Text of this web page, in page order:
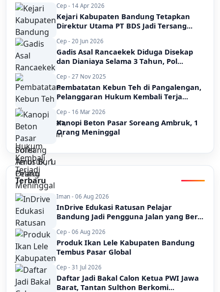
Cep - 14 Apr 2026
Kejari Kabupaten Bandung Tetapkan
Direktur Utama PT BDS Jadi Tersang...
Cep - 20 Jun 2026
Gadis Asal Rancaekek Diduga Disekap
dan Dianiaya Selama 3 Tahun, Pol...
Cep - 27 Nov 2025
Pembatatan Kebun Teh di Pangalengan,
Pelanggaran Hukum Kembali Terja...
Cep - 16 Mar 2026
Kanopi Beton Pasar Soreang Ambruk, 1
Orang Meninggal
Terbaru
Iman - 06 Aug 2026
InDrive Edukasi Ratusan Pelajar
Bandung Jadi Pengguna Jalan yang Ber...
Cep - 06 Aug 2026
Produk Ikan Lele Kabupaten Bandung
Tembus Pasar Global
Cep - 31 Jul 2026
Daftar Jadi Bakal Calon Ketua PWI Jawa
Barat, Tantan Sulthon Berkomi...